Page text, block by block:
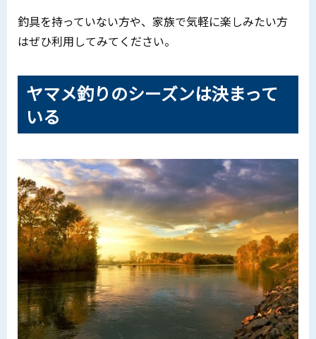
釣具を持っていない方や、家族で気軽に楽しみたい方
はぜひ利用してみてください。
ヤマメ釣りのシーズンは決まって
いる